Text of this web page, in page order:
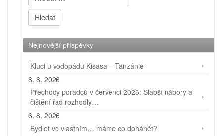
Nejnovější příspěvky
Kluci u vodopádu Kisasa – Tanzánie
8. 8. 2026
Přechody poradců v červenci 2026: Slabší nábory a
čištění řad rozhodly…
6. 8. 2026
Bydlet ve vlastním… máme co dohánět?